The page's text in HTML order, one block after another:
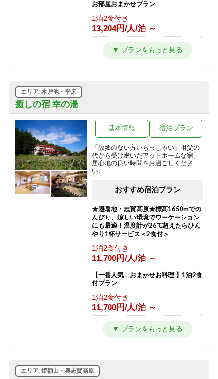
お部屋おまかせプラン
1泊2食付き
13,204円/人/泊 ～
志賀高原１００トレイルレース参加者
癒しの宿 幸の湯
エリア: 木戸池・平床
「故郷のない方いらっしゃい」祖父の
代から受け継いだアットホームな宿。
居心地の良い時間をお過ごしくださ
い。
基本情報 宿泊プラン
おすすめ宿泊プラン
★避暑地・志賀高原★標高1650mでの
んびり、涼しい環境でワーケーション
にも最適！温度計が26℃超えたらひん
やり1杯サービス＜2食付＞
1泊2食付き
11,700円/人/泊 ～
【一番人気！おまかせお料理 】1泊2食
付プラン
1泊2食付き
11,700円/人/泊 ～
【シンプルステイ】素泊まりプラン
6,700円/人/泊 ～
【朝はゆったり寝たい方向け】1泊夕
食付プラン
エリア: 焼額山・奥志賀高原